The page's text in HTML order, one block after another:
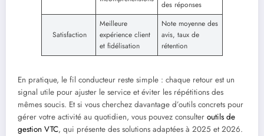
des réponses
Satisfaction
Meilleure
expérience client
et fidélisation
Note moyenne des
avis, taux de
rétention
En pratique, le fil conducteur reste simple : chaque retour est un
signal utile pour ajuster le service et éviter les répétitions des
mêmes soucis. Et si vous cherchez davantage d’outils concrets pour
gérer votre activité au quotidien, vous pouvez consulter outils de
gestion VTC, qui présente des solutions adaptées à 2025 et 2026.